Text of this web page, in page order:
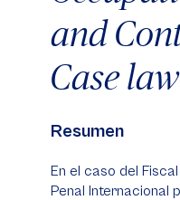
and
Case
Resumen
En el caso del
Penal Internacional